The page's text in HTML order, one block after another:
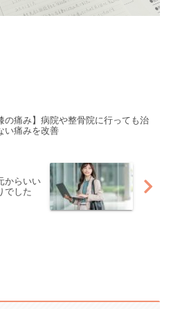
の痛み】病院や整骨院に行っても治
い痛みを改善
からいい
でした